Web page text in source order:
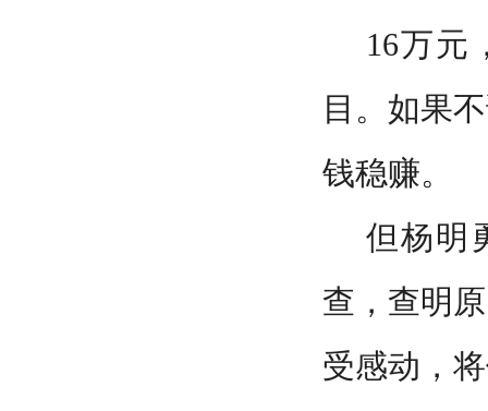
16万元
目。如果
钱稳赚。
但杨明
查，查明
受感动，